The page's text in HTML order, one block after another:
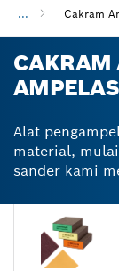
... Cakram
CAKRAM
Alat
material,
sander kami
efisien
aksesori
satu atau